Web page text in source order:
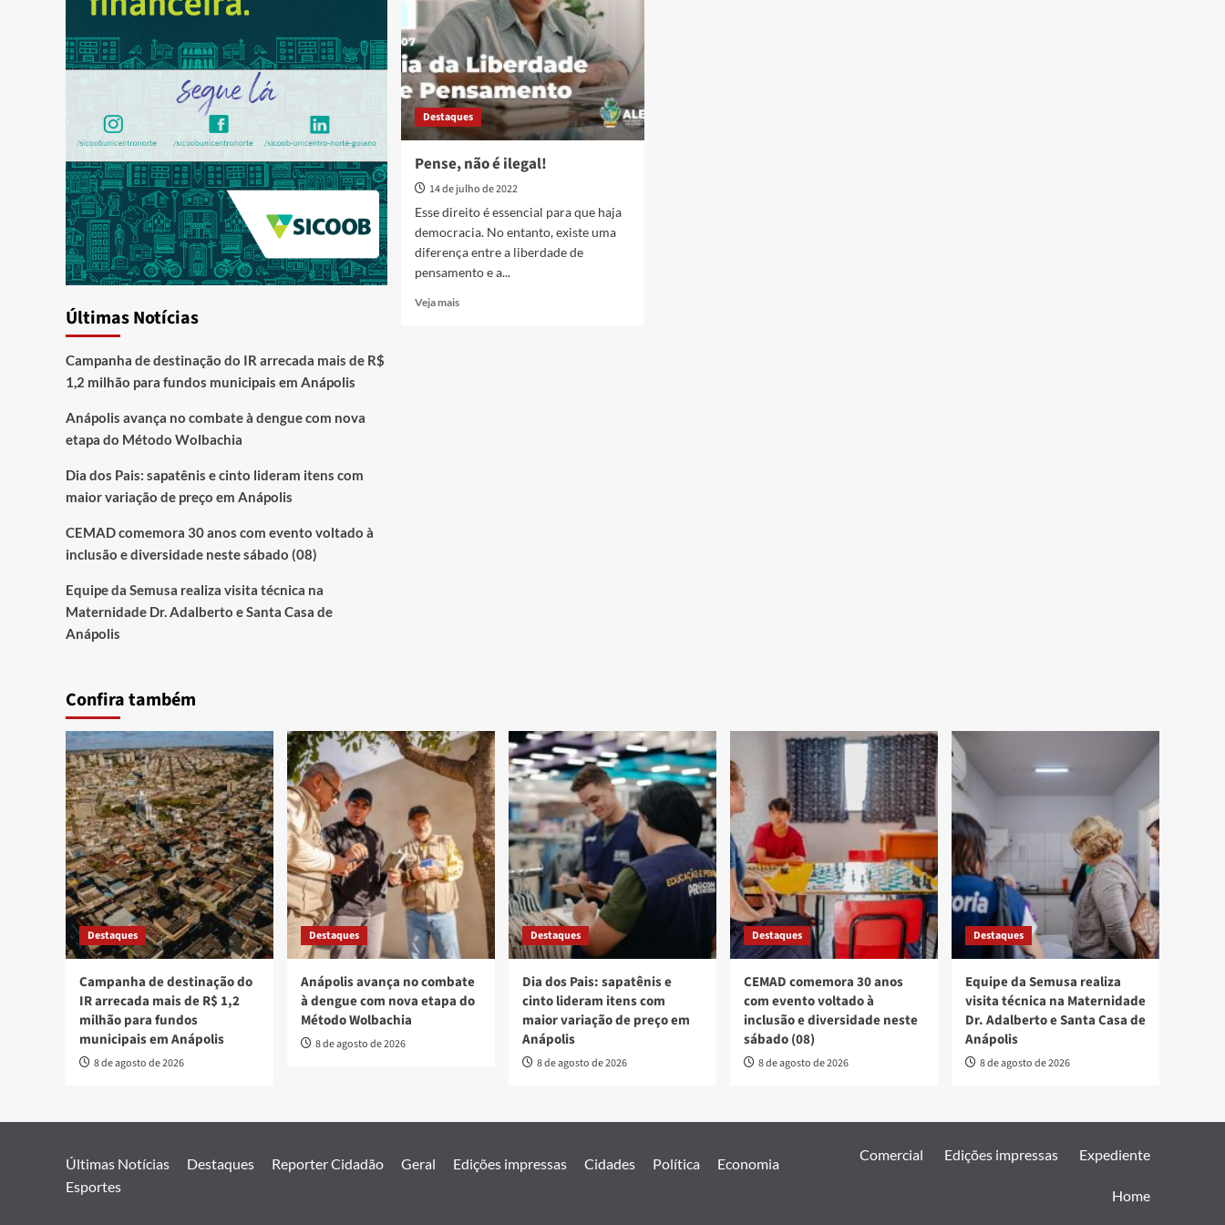
Destaques
Pense, não é ilegal!
14 de julho de 2022
Esse direito é essencial para que haja
democracia. No entanto, existe uma
diferença entre a liberdade de
pensamento e a...
Veja maisRead
Últimas Notícias
Campanha de destinação do IR arrecada mais de R$
1,2 milhão para fundos municipais em Anápolis
Anápolis avança no combate à dengue com nova
etapa do Método Wolbachia
Dia dos Pais: sapatênis e cinto lideram itens com
maior variação de preço em Anápolis
CEMAD comemora 30 anos com evento voltado à
inclusão e diversidade neste sábado (08)
Equipe da Semusa realiza visita técnica na
Maternidade Dr. Adalberto e Santa Casa de
Anápolis
Confira também
Destaques
Campanha de destinação do
IR arrecada mais de R$ 1,2
milhão para fundos
municipais em Anápolis
8 de agosto de 2026
Destaques
Anápolis avança no combate
à dengue com nova etapa do
Método Wolbachia
8 de agosto de 2026
Destaques
Dia dos Pais: sapatênis e
cinto lideram itens com
maior variação de preço em
Anápolis
8 de agosto de 2026
Destaques
CEMAD comemora 30 anos
com evento voltado à
inclusão e diversidade neste
sábado (08)
8 de agosto de 2026
Destaques
Equipe da Semusa realiza
visita técnica na Maternidade
Dr. Adalberto e Santa Casa de
Anápolis
8 de agosto de 2026
Últimas Notícias Destaques Reporter Cidadão Geral Edições impressas Cidades Política
Economia
Esportes
Comercial Edições impressas Expediente
Home